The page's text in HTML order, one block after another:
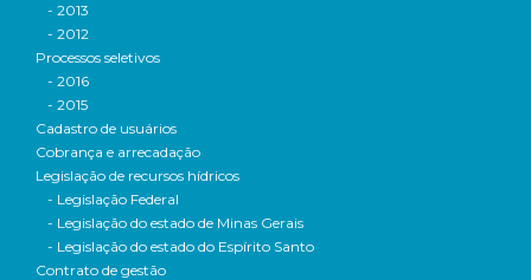
- 2013
- 2012
Processos seletivos
- 2016
- 2015
Cadastro de usuários
Cobrança e arrecadação
Legislação de recursos hídricos
- Legislação Federal
- Legislação do estado de Minas Gerais
- Legislação do estado do Espírito Santo
Contrato de gestão